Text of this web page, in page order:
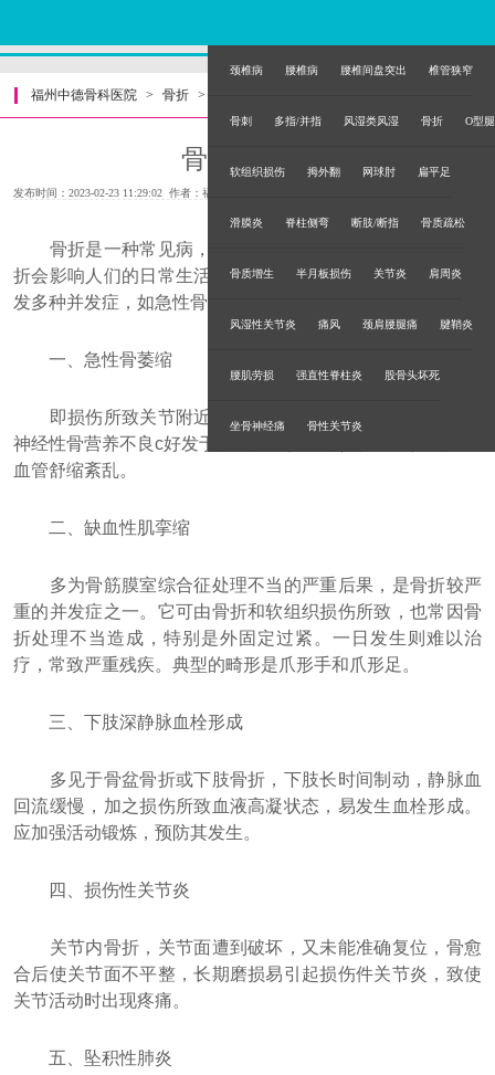
颈椎病 腰椎病 腰椎间盘突出 椎管狭窄
骨刺 多指/并指 风湿类风湿 骨折 O型腿
软组织损伤 拇外翻 网球肘 扁平足
滑膜炎 脊柱侧弯 断肢/断指 骨质疏松
骨质增生 半月板损伤 关节炎 肩周炎
风湿性关节炎 痛风 颈肩腰腿痛 腱鞘炎
腰肌劳损 强直性脊柱炎 股骨头坏死
坐骨神经痛 骨性关节炎
福州中德骨科医院 > 骨折 >
骨折的危害
发布时间：2023-02-23 11:29:02 作者：福州中德骨科医院
骨折是一种常见病，可以由许多原因导致骨折，而且骨
折会影响人们的日常生活，骨折的危害是多方面的，容易引
发多种并发症，如急性骨萎缩、静脉血栓等。
一、急性骨萎缩
即损伤所致关节附近的病性骨质疏松，亦称反射性交感
神经性骨营养不良c好发于手、足骨折后，典型症状是疼痛和
血管舒缩紊乱。
二、缺血性肌挛缩
多为骨筋膜室综合征处理不当的严重后果，是骨折较严
重的并发症之一。它可由骨折和软组织损伤所致，也常因骨
折处理不当造成，特别是外固定过紧。一日发生则难以治
疗，常致严重残疾。典型的畸形是爪形手和爪形足。
三、下肢深静脉血栓形成
多见于骨盆骨折或下肢骨折，下肢长时间制动，静脉血
回流缓慢，加之损伤所致血液高凝状态，易发生血栓形成。
应加强活动锻炼，预防其发生。
四、损伤性关节炎
关节内骨折，关节面遭到破坏，又未能准确复位，骨愈
合后使关节面不平整，长期磨损易引起损伤件关节炎，致使
关节活动时出现疼痛。
五、坠积性肺炎